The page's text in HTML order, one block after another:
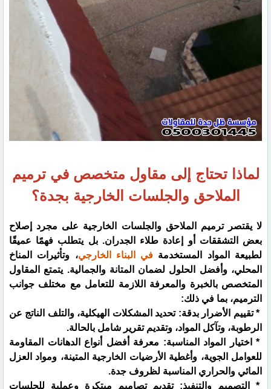
لماذا تحتاج إلى مقاول متخصص في ترميم
الملاحق والجلسات الخارجية بجدة؟
لا يقتصر ترميم الملاحق والجلسات الخارجية على مجرد إصلاح
بعض التشققات أو إعادة طلاء الجدران. بل يتطلب فهمًا عميقًا
لطبيعة المواد المستخدمة في البناء الخارجي، وتأثيرات المناخ
المحلي، وأفضل الحلول لضمان المتانة والجمالية. يتمتع المقاول
المتخصص بالخبرة والمعرفة اللازمة للتعامل مع مختلف جوانب
الترميم، بما في ذلك:
* تقييم الأضرار بدقة: تحديد المشكلات الهيكلية، والتلف الناتج عن
الرطوبة، وتآكل المواد، وتقديم تقرير شامل بالحالة.
* اختيار المواد المناسبة: معرفة أفضل أنواع الدهانات المقاومة
للعوامل الجوية، وأغطية الأرضيات الخارجية المتينة، ومواد العزل
المائي والحراري المناسبة لظروف جدة.
* التصميم والتنفيذ: تقديم تصاميم مبتكرة وعملية للجلسات